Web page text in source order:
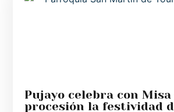
Pujayo celebra con Misa
procesión la festividad